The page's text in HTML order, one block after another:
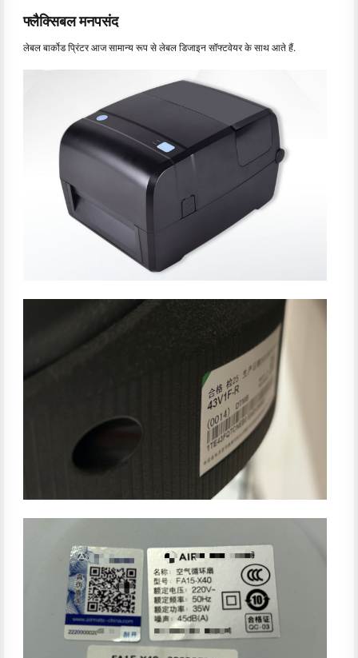
फ्लैक्सिबल मनपसंद
लेबल बार्कोड प्रिंटर आज सामान्य रूप से लेबल डिजाइन सॉफ्टवेयर के साथ आते हैं.